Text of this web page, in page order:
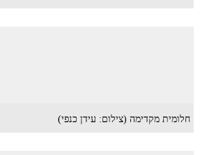
חלומית מקדימה (צילום: עידן כנפי)